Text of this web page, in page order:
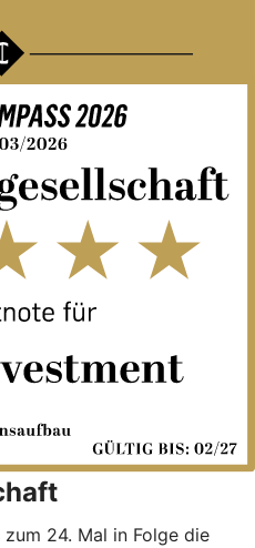
24. Mal in Folge die